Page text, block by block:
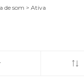
de som > Ativa